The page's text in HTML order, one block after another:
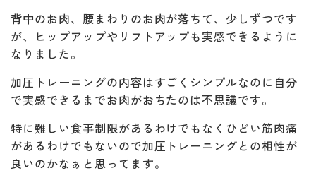
背中のお肉、腰まわりのお肉が落ちて、少しずつです
が、ヒップアップやリフトアップも実感できるように
なりました。
加圧トレーニングの内容はすごくシンプルなのに自分
で実感できるまでお肉がおちたのは不思議です。
特に難しい食事制限があるわけでもなくひどい筋肉痛
があるわけでもないので加圧トレーニングとの相性が
良いのかなぁと思ってます。